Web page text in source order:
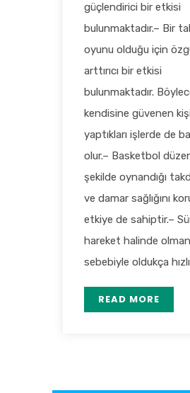
güçlendirici bir etkisi
bulunmaktadır.– Bir
oyunu olduğu için
arttırıcı bir etkisi
bulunmaktadır.
kendisine güvenen
yaptıkları işlerde de
olur.– Basketbol
şekilde oynandığı
ve damar sağlığını
etkiye de sahiptir.–
hareket halinde
sebebiyle oldukça
READ MORE